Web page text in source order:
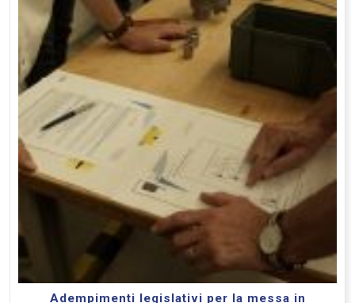
Adempimenti legislativi per la messa in